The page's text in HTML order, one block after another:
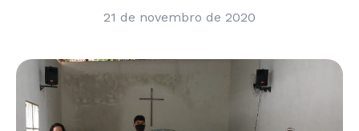
21 de novembro de 2020